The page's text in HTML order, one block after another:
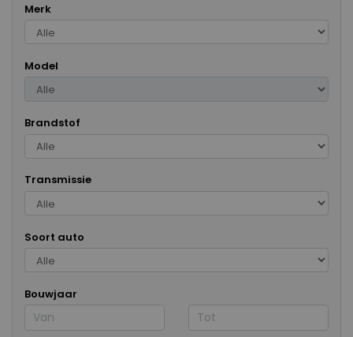
Merk
Model
Brandstof
Transmissie
Soort auto
Bouwjaar